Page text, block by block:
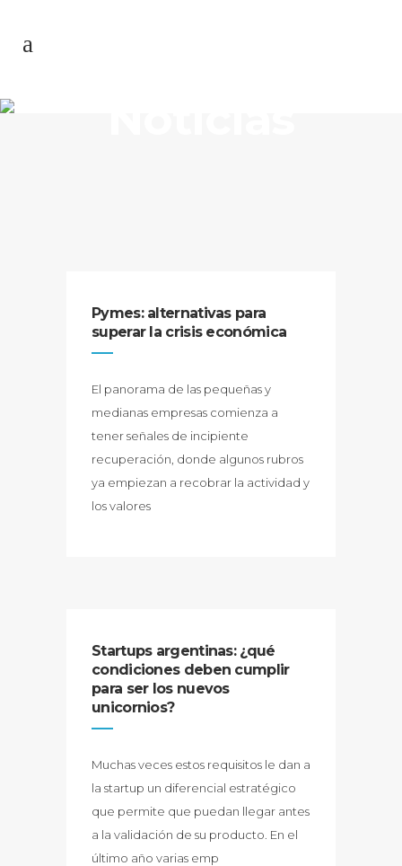
Pymes: alternativas para
superar la crisis económica
El panorama de las pequeñas y
medianas empresas comienza a
tener señales de incipiente
recuperación, donde algunos rubros
ya empiezan a recobrar la actividad y
los valores
Startups argentinas: ¿qué
condiciones deben cumplir
para ser los nuevos
unicornios?
Muchas veces estos requisitos le dan a
la startup un diferencial estratégico
que permite que puedan llegar antes
a la validación de su producto. En el
último año varias emp